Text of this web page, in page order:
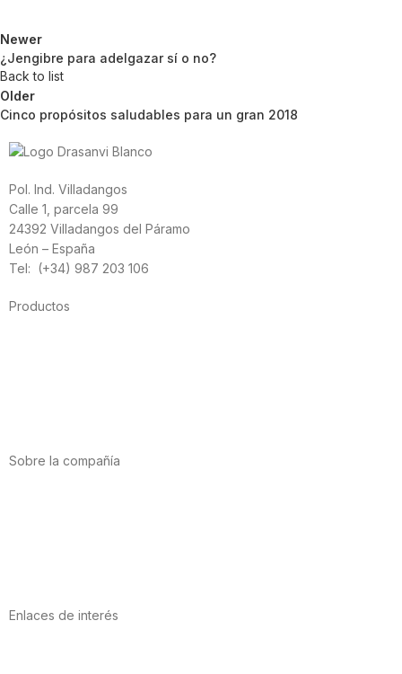
Newer
¿Jengibre para adelgazar sí o no?
Back to list
Older
Cinco propósitos saludables para un gran 2018
Pol. Ind. Villadangos
Calle 1, parcela 99
24392 Villadangos del Páramo
León – España
Tel: (+34) 987 203 106
Productos
Sobre la compañía
Enlaces de interés